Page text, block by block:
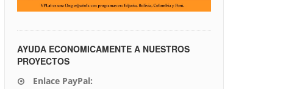
AYUDA ECONOMICAMENTE A NUESTROS
PROYECTOS
Enlace PayPal: